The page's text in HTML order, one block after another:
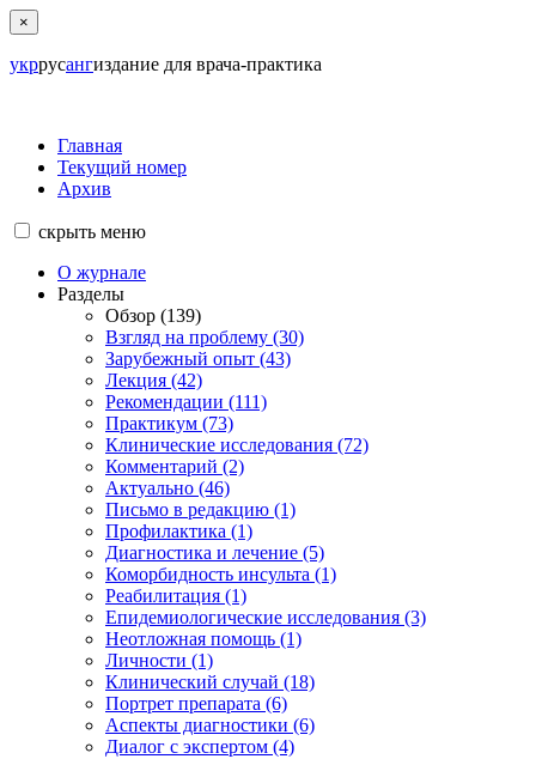
×
укррусангиздание для врача-практика
Главная
Текущий номер
Архив
скрыть меню
О журнале
Разделы
Обзор (139)
Взгляд на проблему (30)
Зарубежный опыт (43)
Лекция (42)
Рекомендации (111)
Практикум (73)
Клинические исследования (72)
Комментарий (2)
Актуально (46)
Письмо в редакцию (1)
Профилактика (1)
Диагностика и лечение (5)
Коморбидность инсульта (1)
Реабилитация (1)
Епидемиологические исследования (3)
Неотложная помощь (1)
Личности (1)
Клинический случай (18)
Портрет препарата (6)
Аспекты диагностики (6)
Диалог с экспертом (4)